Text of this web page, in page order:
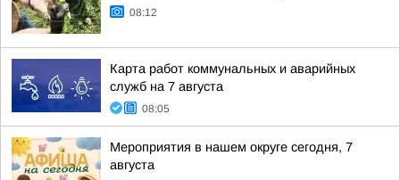
08:12
Карта работ коммунальных и аварийных
служб на 7 августа
08:05
Мероприятия в нашем округе сегодня, 7
августа